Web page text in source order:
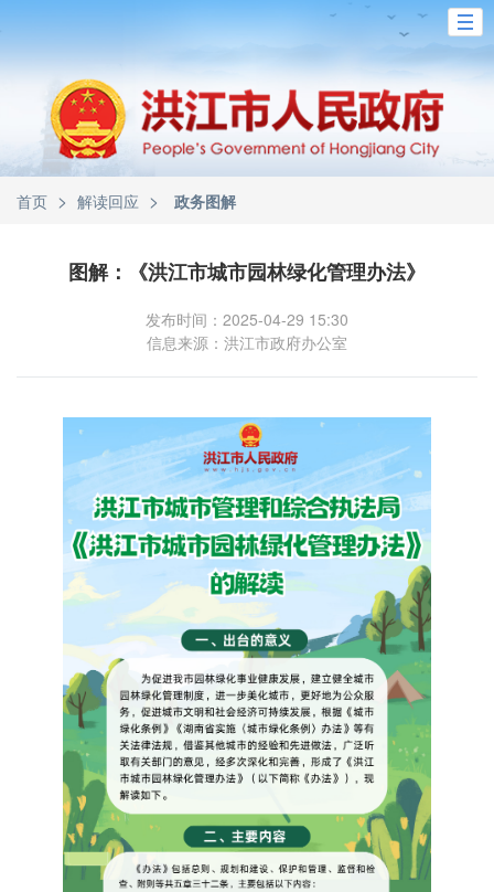
首页 > 解读回应 > 政务图解
图解：《洪江市城市园林绿化管理办法》
发布时间：2025-04-29 15:30
信息来源：洪江市政府办公室